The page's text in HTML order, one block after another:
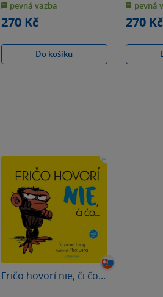
5
hvězdiček
pevná vazba
270 Kč
Do košíku
5
hvězdiček
pevná
270 Kč
Fričo hovorí nie, či čo...